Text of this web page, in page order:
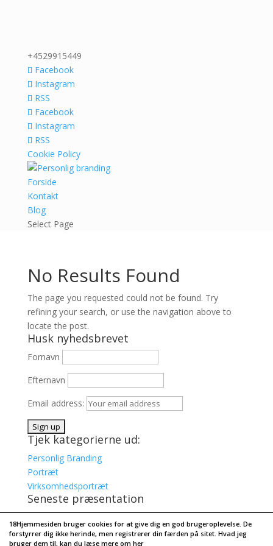
18Hjemmesiden bruger cookies for at give dig en god brugeroplevelse. De
forstyrrer dig ikke herinde, men registrerer din færden på sitet. Hvad jeg
bruger dem til, kan du læse mere om her
+4529915449
Facebook
Instagram
RSS
Facebook
Instagram
RSS
Cookie Policy
Forside
Kontakt
Blog
Select Page
No Results Found
The page you requested could not be found. Try
refining your search, or use the navigation above to
locate the post.
Husk nyhedsbrevet
Fornavn
Efternavn
Email address:
Tjek kategorierne ud:
Personlig Branding
Portræt
Virksomhedsportræt
Seneste præsentation
Kris Pilates
Cope Holbæk